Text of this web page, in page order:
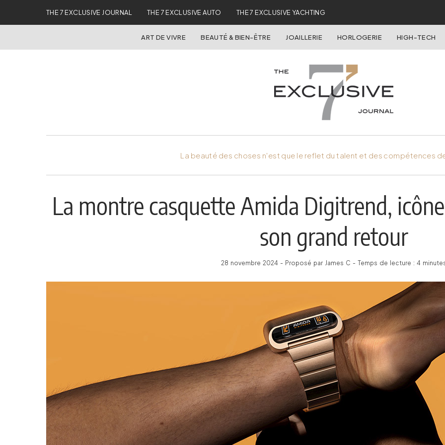
THE 7 EXCLUSIVE JOURNAL THE 7 EXCLUSIVE AUTO THE 7 EXCLUSIVE YACHTING
ART DE VIVRE BEAUTÉ & BIEN-ÊTRE JOAILLERIE HORLOGERIE HIGH-TECH
La beauté des choses n'est que le reflet du talent et des compétences
La montre casquette Amida Digitrend,
son grand retour
28 novembre 2024 - Proposé par James C - Temps de lecture : 4